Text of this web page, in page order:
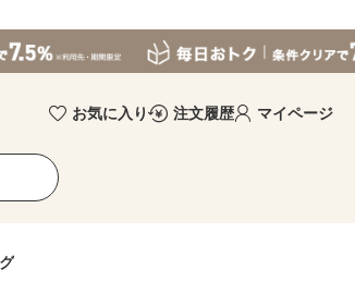
お気に入り 注文履歴 マイページ